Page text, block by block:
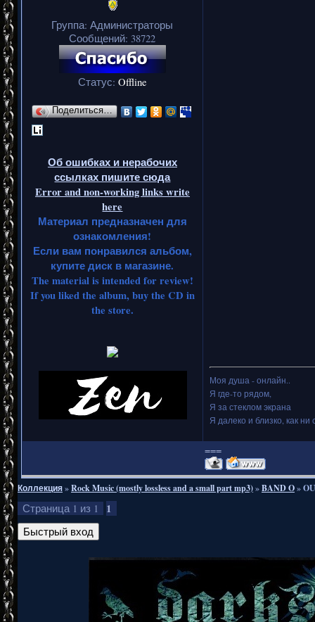
Группа: Администраторы
Сообщений: 38722
Статус: Offline
Поделиться…
Об ошибках и нерабочих
ссылках пишите сюда
Error and non-working links write
here
Материал предназначен для
ознакомления!
Если вам понравился альбом,
купите диск в магазине.
The material is intended for review!
If you liked the album, buy the CD in
the store.
Моя душа - онлайн..
Я где-то рядом,
Я за стеклом экрана
Я далеко и близко, как ни
===
Коллекция»Rock Music (mostly lossless and a small part mp3)»BAND O»
Страница 1 из 1 1